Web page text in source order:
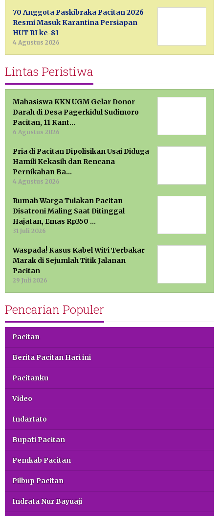
70 Anggota Paskibraka Pacitan 2026
Resmi Masuk Karantina Persiapan
HUT RI ke-81
4 Agustus 2026
Lintas Peristiwa
Mahasiswa KKN UGM Gelar Donor
Darah di Desa Pagerkidul Sudimoro
Pacitan, 11 Kant…
6 Agustus 2026
Pria di Pacitan Dipolisikan Usai Diduga
Hamili Kekasih dan Rencana
Pernikahan Ba…
4 Agustus 2026
Rumah Warga Tulakan Pacitan
Disatroni Maling Saat Ditinggal
Hajatan, Emas Rp350 …
31 Juli 2026
Waspada! Kasus Kabel WiFi Terbakar
Marak di Sejumlah Titik Jalanan
Pacitan
29 Juli 2026
Pencarian Populer
Pacitan
Berita Pacitan Hari ini
Pacitanku
Video
Indartato
Bupati Pacitan
Pemkab Pacitan
Pilbup Pacitan
Indrata Nur Bayuaji